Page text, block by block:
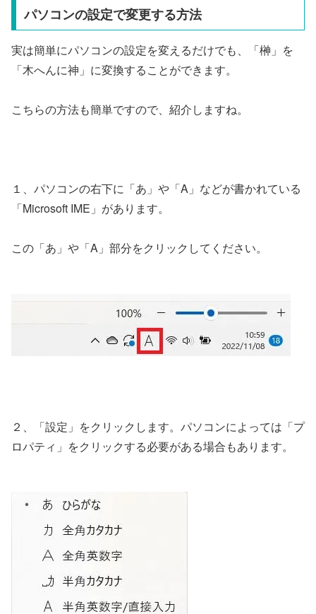
パソコンの設定で変更する方法
実は簡単にパソコンの設定を変えるだけでも、「榊」を
「木へんに神」に変換することができます。
こちらの方法も簡単ですので、紹介しますね。
１、パソコンの右下に「あ」や「A」などが書かれている
「Microsoft IME」があります。
この「あ」や「A」部分をクリックしてください。
２、「設定」をクリックします。パソコンによっては「プ
ロパティ」をクリックする必要がある場合もあります。